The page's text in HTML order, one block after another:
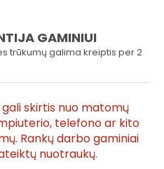
GAMINIUI
trūkumų galima kreiptis per 2
skirtis nuo matomų
telefono ar kito
Rankų darbo gaminiai
nuotraukų.